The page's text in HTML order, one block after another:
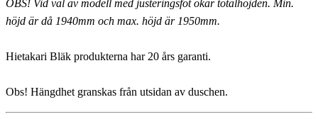
OBS! Vid val av modell med justeringsfot ökar totalhöjden. Min.
höjd är då 1940mm och max. höjd är 1950mm.
Hietakari Bläk produkterna har 20 års garanti.
Obs! Hängdhet granskas från utsidan av duschen.